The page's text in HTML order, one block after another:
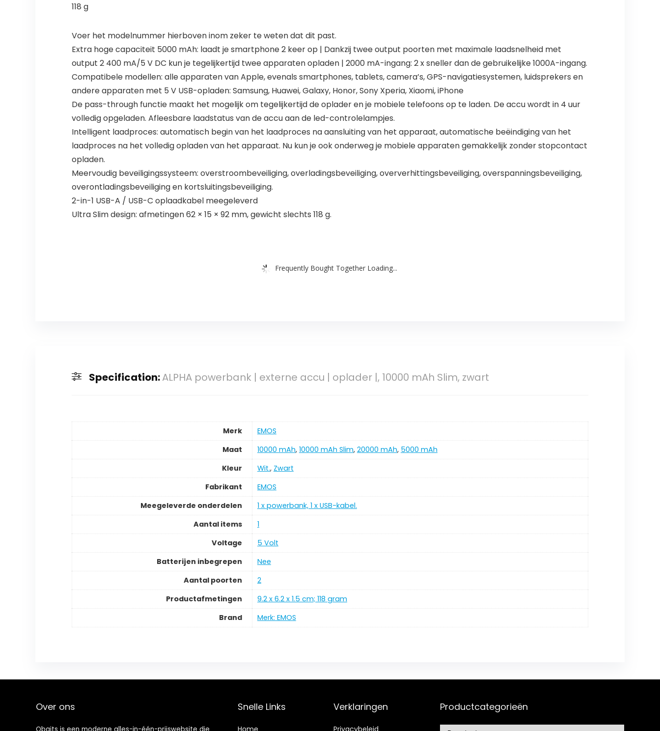
118 g
Voer het modelnummer hierboven inom zeker te weten dat dit past.
Extra hoge capaciteit 5000 mAh: laadt je smartphone 2 keer op | Dankzij twee output poorten met maximale laadsnelheid met
output 2 400 mA/5 V DC kun je tegelijkertijd twee apparaten opladen | 2000 mA-ingang: 2 x sneller dan de gebruikelijke 1000A-ingang.
Compatibele modellen: alle apparaten van Apple, evenals smartphones, tablets, camera’s, GPS-navigatiesystemen, luidsprekers en
andere apparaten met 5 V USB-opladen: Samsung, Huawei, Galaxy, Honor, Sony Xperia, Xiaomi, iPhone
De pass-through functie maakt het mogelijk om tegelijkertijd de oplader en je mobiele telefoons op te laden. De accu wordt in 4 uur
volledig opgeladen. Afleesbare laadstatus van de accu aan de led-controlelampjes.
Intelligent laadproces: automatisch begin van het laadproces na aansluiting van het apparaat, automatische beëindiging van het
laadproces na het volledig opladen van het apparaat. Nu kun je ook onderweg je mobiele apparaten gemakkelijk zonder stopcontact
opladen.
Meervoudig beveiligingssysteem: overstroombeveiliging, overladingsbeveiliging, oververhittingsbeveiliging, overspanningsbeveiliging,
overontladingsbeveiliging en kortsluitingsbeveiliging.
2-in-1 USB-A / USB-C oplaadkabel meegeleverd
Ultra Slim design: afmetingen 62 × 15 × 92 mm, gewicht slechts 118 g.
Frequently Bought Together Loading...
Specification:ALPHA powerbank | externe accu | oplader |, 10000 mAh Slim, zwart
Merk
EMOS
Maat
10000 mAh, 10000 mAh Slim, 20000 mAh, 5000 mAh
Kleur
Wit., Zwart
Fabrikant
EMOS
Meegeleverde onderdelen
1 x powerbank, 1 x USB-kabel.
Aantal items
1
Voltage
5 Volt
Batterijen inbegrepen
Nee
Aantal poorten
2
Productafmetingen
9.2 x 6.2 x 1.5 cm; 118 gram
Brand
Merk: EMOS
Over ons Snelle Links
Home
Verklaringen
Privacybeleid
Productcategorieën